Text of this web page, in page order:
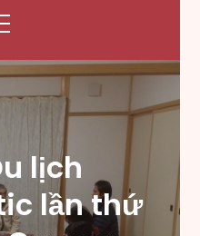
lịch
lần thứ